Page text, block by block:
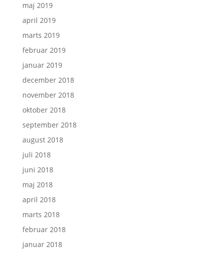
maj 2019
april 2019
marts 2019
februar 2019
januar 2019
december 2018
november 2018
oktober 2018
september 2018
august 2018
juli 2018
juni 2018
maj 2018
april 2018
marts 2018
februar 2018
januar 2018